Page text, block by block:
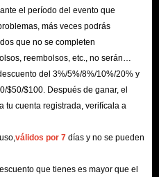
duda durante tu compra, haz
inferior derecha) y te
of Creation | Detalles,
de objetos inmenso, categorizados
el período del evento que
más veces podrás
que no se completen
reembolsos, etc., no serán
del 3%/5%/8%/10%/20% y
$50/$100. Después de ganar, el
tu cuenta registrada, verifícala a
válidos por 7 días y no se pueden
que tienes es mayor que el